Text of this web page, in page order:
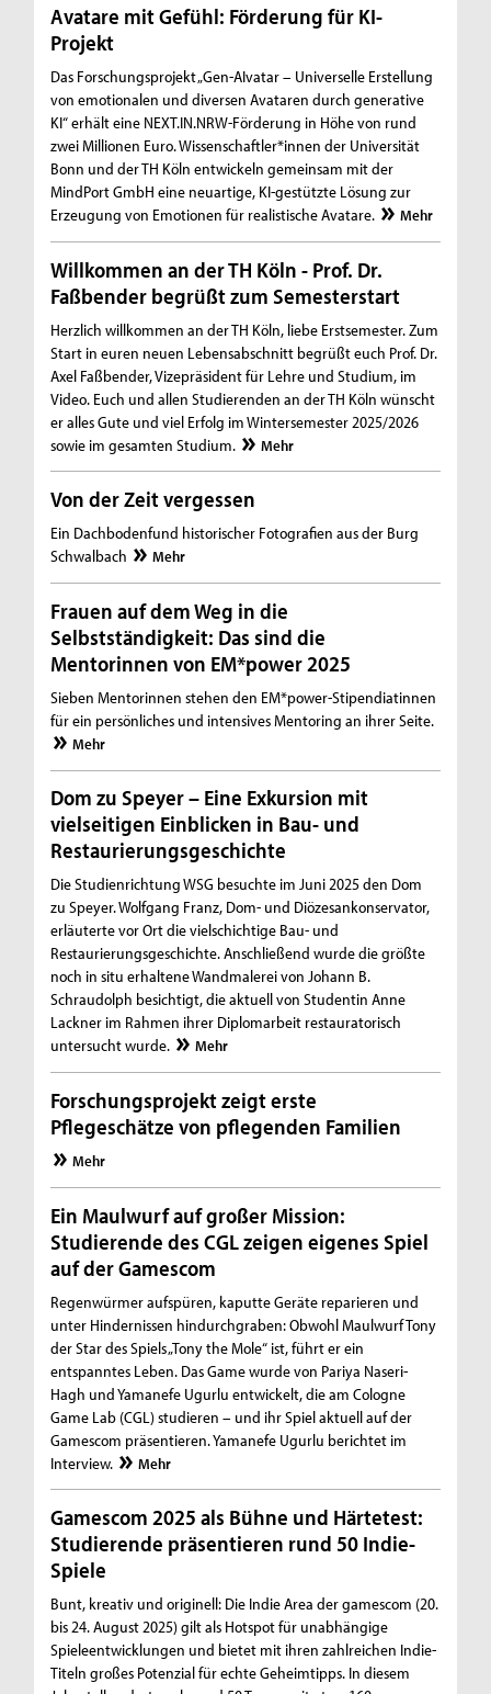
Avatare mit Gefühl: Förderung für KI-
Projekt
Das Forschungsprojekt „Gen-AIvatar – Universelle Erstellung
von emotionalen und diversen Avataren durch generative
KI“ erhält eine NEXT.IN.NRW-Förderung in Höhe von rund
zwei Millionen Euro. Wissenschaftler*innen der Universität
Bonn und der TH Köln entwickeln gemeinsam mit der
MindPort GmbH eine neuartige, KI-gestützte Lösung zur
Erzeugung von Emotionen für realistische Avatare.
Mehr
Willkommen an der TH Köln - Prof. Dr.
Faßbender begrüßt zum Semesterstart
Herzlich willkommen an der TH Köln, liebe Erstsemester. Zum
Start in euren neuen Lebensabschnitt begrüßt euch Prof. Dr.
Axel Faßbender, Vizepräsident für Lehre und Studium, im
Video. Euch und allen Studierenden an der TH Köln wünscht
er alles Gute und viel Erfolg im Wintersemester 2025/2026
sowie im gesamten Studium.
Mehr
Von der Zeit vergessen
Ein Dachbodenfund historischer Fotografien aus der Burg
Schwalbach
Mehr
Frauen auf dem Weg in die
Selbstständigkeit: Das sind die
Mentorinnen von EM*power 2025
Sieben Mentorinnen stehen den EM*power-Stipendiatinnen
für ein persönliches und intensives Mentoring an ihrer Seite.
Mehr
Dom zu Speyer – Eine Exkursion mit
vielseitigen Einblicken in Bau- und
Restaurierungsgeschichte
Die Studienrichtung WSG besuchte im Juni 2025 den Dom
zu Speyer. Wolfgang Franz, Dom- und Diözesankonservator,
erläuterte vor Ort die vielschichtige Bau- und
Restaurierungsgeschichte. Anschließend wurde die größte
noch in situ erhaltene Wandmalerei von Johann B.
Schraudolph besichtigt, die aktuell von Studentin Anne
Lackner im Rahmen ihrer Diplomarbeit restauratorisch
untersucht wurde.
Mehr
Forschungsprojekt zeigt erste
Pflegeschätze von pflegenden Familien
Mehr
Ein Maulwurf auf großer Mission:
Studierende des CGL zeigen eigenes Spiel
auf der Gamescom
Regenwürmer aufspüren, kaputte Geräte reparieren und
unter Hindernissen hindurchgraben: Obwohl Maulwurf Tony
der Star des Spiels „Tony the Mole“ ist, führt er ein
entspanntes Leben. Das Game wurde von Pariya Naseri-
Hagh und Yamanefe Ugurlu entwickelt, die am Cologne
Game Lab (CGL) studieren – und ihr Spiel aktuell auf der
Gamescom präsentieren. Yamanefe Ugurlu berichtet im
Interview.
Mehr
Gamescom 2025 als Bühne und Härtetest:
Studierende präsentieren rund 50 Indie-
Spiele
Bunt, kreativ und originell: Die Indie Area der gamescom (20.
bis 24. August 2025) gilt als Hotspot für unabhängige
Spieleentwicklungen und bietet mit ihren zahlreichen Indie-
Titeln großes Potenzial für echte Geheimtipps. In diesem